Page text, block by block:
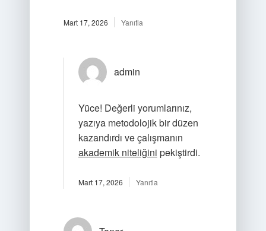
Mart 17, 2026 Yanıtla
admin
Yüce! Değerli yorumlarınız,
yazıya metodolojik bir düzen
kazandırdı ve çalışmanın
akademik niteliğini pekiştirdi.
Mart 17, 2026 Yanıtla